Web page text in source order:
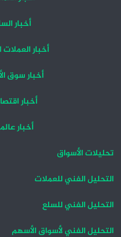
أخبار
أخبار العملات
أخبار سوق
أخبار
أخبار
تحليلات الأسواق
التحليل الفني للعملات
التحليل الفني للسلع
التحليل الفني لأسواق الأسهم